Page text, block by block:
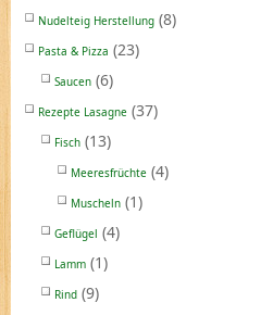
Nudelteig Herstellung (8)
Pasta & Pizza (23)
Saucen (6)
Rezepte Lasagne (37)
Fisch (13)
Meeresfrüchte (4)
Muscheln (1)
Geflügel (4)
Lamm (1)
Rind (9)